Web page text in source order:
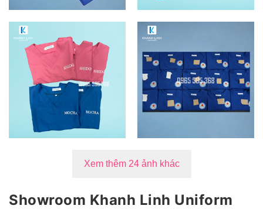
Xem thêm 24 ảnh khác
Showroom Khanh Linh Uniform